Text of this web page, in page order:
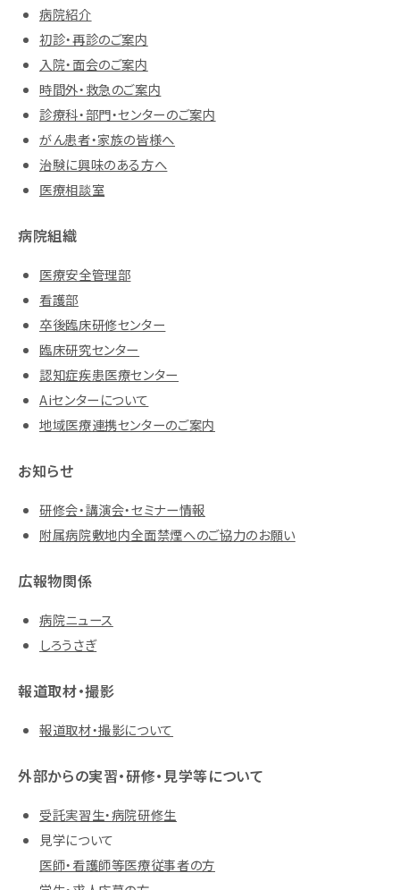
病院紹介
初診・再診のご案内
入院・面会のご案内
時間外・救急のご案内
診療科・部門・センターのご案内
がん患者・家族の皆様へ
治験に興味のある方へ
医療相談室
病院組織
医療安全管理部
看護部
卒後臨床研修センター
臨床研究センター
認知症疾患医療センター
Aiセンターについて
地域医療連携センターのご案内
お知らせ
研修会・講演会・セミナー情報
附属病院敷地内全面禁煙へのご協力のお願い
広報物関係
病院ニュース
しろうさぎ
報道取材・撮影
報道取材・撮影について
外部からの実習・研修・見学等について
受託実習生・病院研修生
見学について
医師・看護師等医療従事者の方